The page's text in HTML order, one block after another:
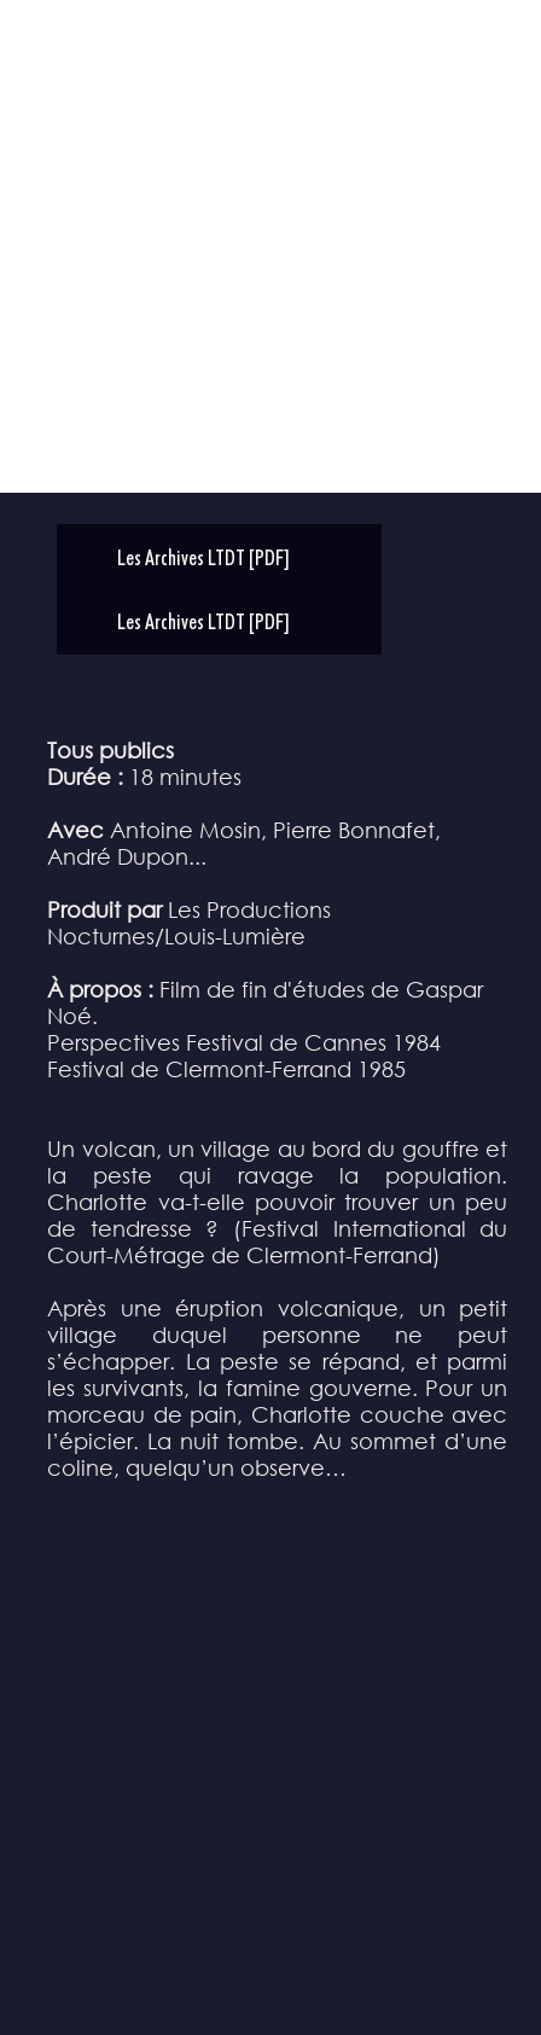
Tous publics
Durée : 18 minutes
Avec Antoine Mosin, Pierre Bonnafet,
André Dupon...
Produit parLes Productions
Nocturnes/Louis-Lumière
À propos : Film de fin d'études de Gaspar
Noé.
Perspectives Festival de Cannes 1984
Festival de Clermont-Ferrand 1985
Un volcan, un village au bord du gouffre et
la peste qui ravage la population.
Charlotte va-t-elle pouvoir trouver un peu
de tendresse ? (Festival International du
Court-Métrage de Clermont-Ferrand)
Après une éruption volcanique, un petit
village duquel personne ne peut
s’échapper. La peste se répand, et parmi
les survivants, la famine gouverne. Pour un
morceau de pain, Charlotte couche avec
l’épicier. La nuit tombe. Au sommet d’une
coline, quelqu’un observe…
Les Archives LTDT [PDF]
Les Archives LTDT [PDF]